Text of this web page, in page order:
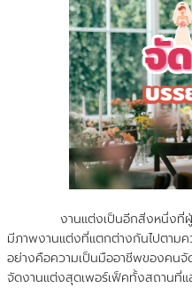
งานแต่งเป็นอีกสิ่งหนึ่งที่ผู้หญิง
มีภาพงานแต่งที่แตกต่างกันไปตาม
อย่างคือความเป็นมืออาชีพของคน
จัดงานแต่งสุดเพอร์เฟ็คทั้งสถานที่แ